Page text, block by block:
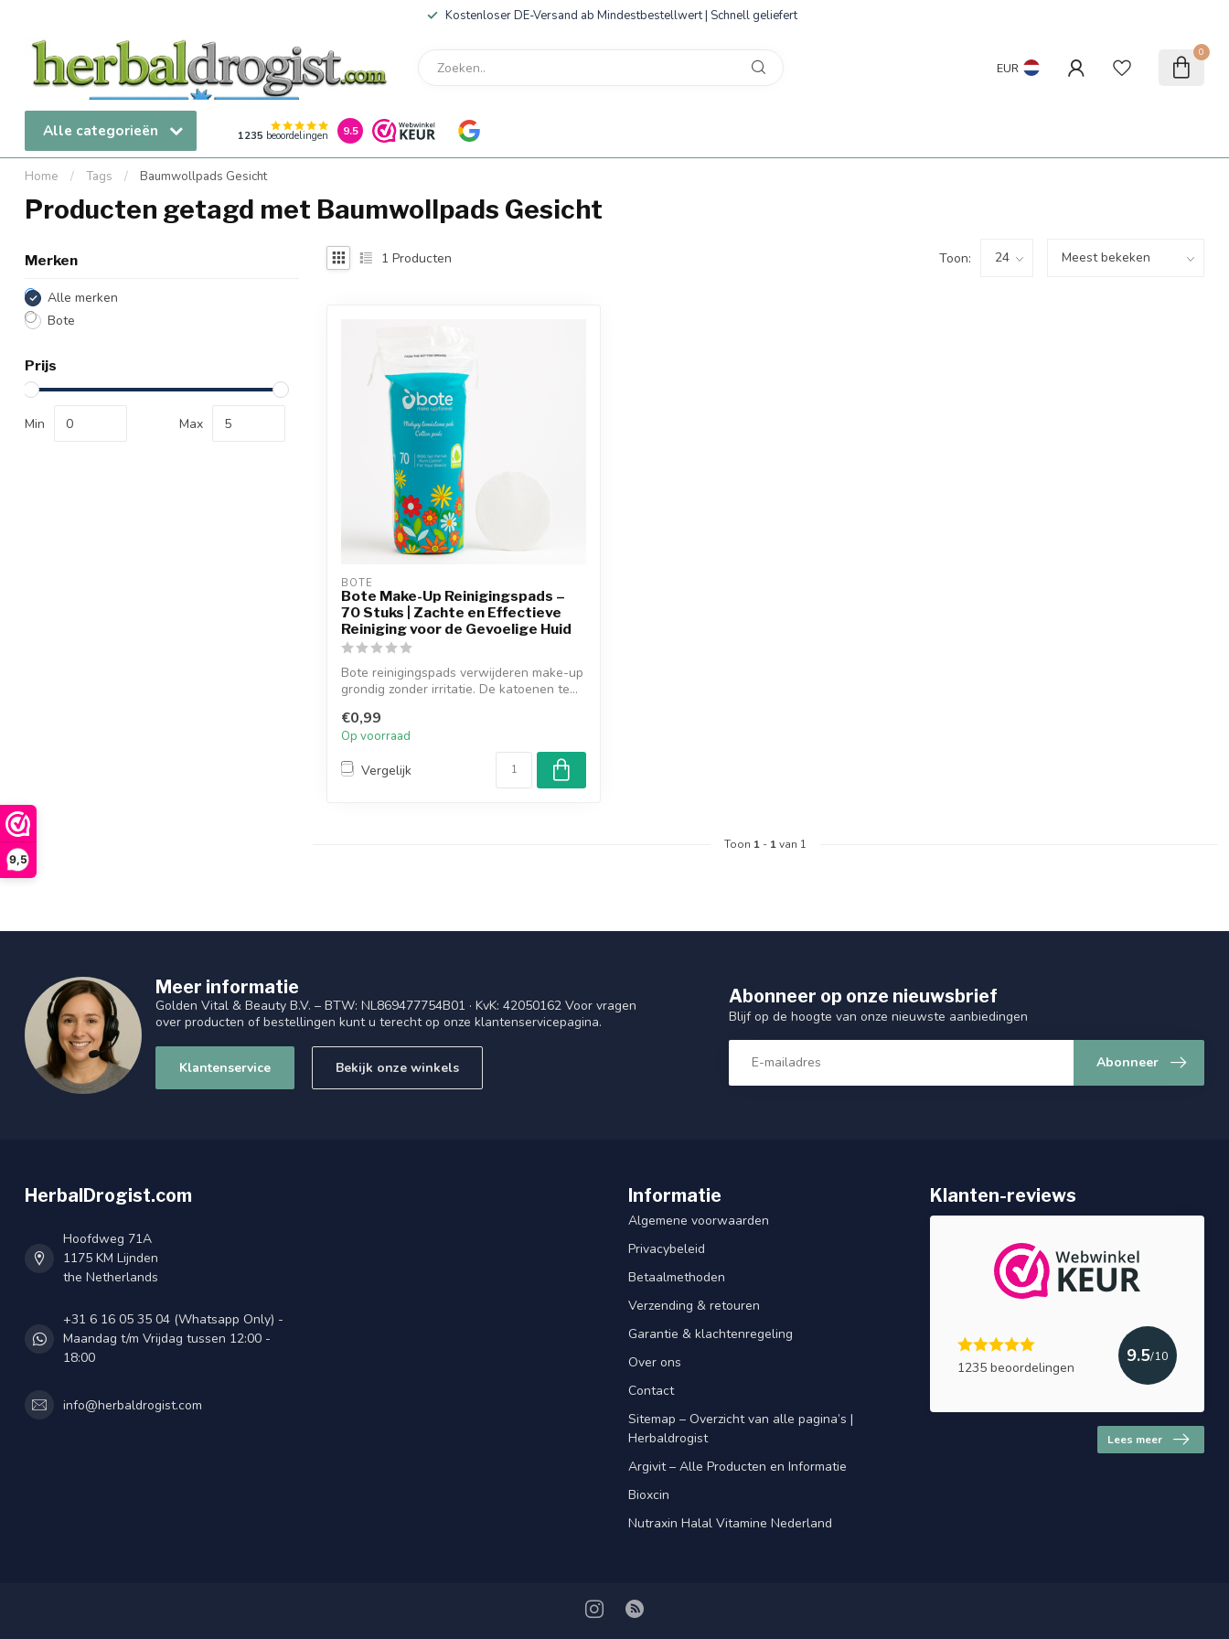
9,5
Kostenloser DE-Versand ab Mindestbestellwert | Schnell geliefert
EUR
0
Alle categorieën 1235 beoordelingen 9.5
Home / Tags / Baumwollpads Gesicht
Producten getagd met Baumwollpads Gesicht
Merken
Alle merken
Bote
Prijs
Min Max
1 Producten Toon:
BOTE
Bote Make-Up Reinigingspads –
70 Stuks | Zachte en Effectieve
Reiniging voor de Gevoelige Huid
Bote reinigingspads verwijderen make-up
grondig zonder irritatie. De katoenen te...
€0,99
Op voorraad
Vergelijk
Toon 1 - 1van 1
Meer informatie
Golden Vital & Beauty B.V. – BTW: NL869477754B01 · KvK: 42050162 Voor vragen
over producten of bestellingen kunt u terecht op onze klantenservicepagina.
Klantenservice Bekijk onze winkels
Abonneer op onze nieuwsbrief
Blijf op de hoogte van onze nieuwste aanbiedingen
Abonneer
HerbalDrogist.com
Hoofdweg 71A
1175 KM Lijnden
the Netherlands
+31 6 16 05 35 04 (Whatsapp Only) -
Maandag t/m Vrijdag tussen 12:00 -
18:00
info@herbaldrogist.com
Informatie
Algemene voorwaarden
Privacybeleid
Betaalmethoden
Verzending & retouren
Garantie & klachtenregeling
Over ons
Contact
Sitemap – Overzicht van alle pagina’s |
Herbaldrogist
Argivit – Alle Producten en Informatie
Bioxcin
Nutraxin Halal Vitamine Nederland
Klanten-reviews
1235 beoordelingen
9.5/10
Lees meer